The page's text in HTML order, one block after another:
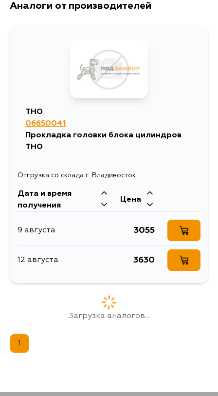
Аналоги от производителей
THO
06650041
Прокладка головки блока цилиндров
THO
Отгрузка со склада г. Владивосток
Дата и время
получения
Цена
9 августа 3055
12 августа 3630
Загрузка аналогов...
1